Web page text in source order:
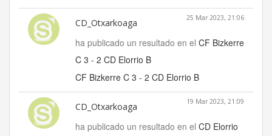
CD_Otxarkoaga 25 Mar 2023, 21:06
ha publicado un resultado en el CF Bizkerre
C 3 - 2 CD Elorrio B
CF Bizkerre C 3 - 2 CD Elorrio B
CD_Otxarkoaga 19 Mar 2023, 21:09
ha publicado un resultado en el CD Elorrio